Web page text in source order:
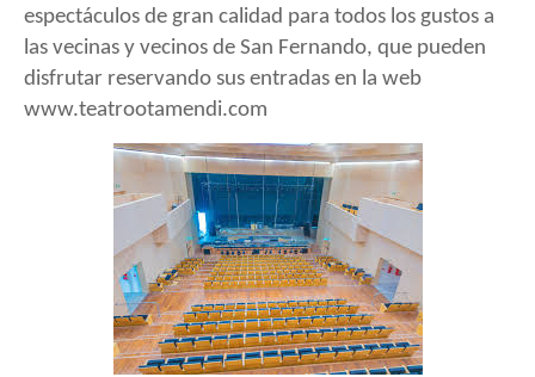
espectáculos de gran calidad para todos los gustos a
las vecinas y vecinos de San Fernando, que pueden
disfrutar reservando sus entradas en la web
www.teatrootamendi.com